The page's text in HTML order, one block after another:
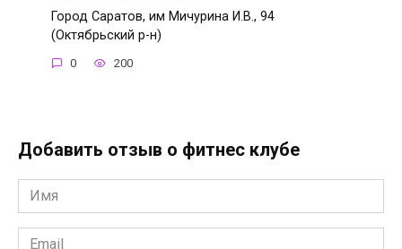
Город Саратов, им Мичурина И.В., 94
(Октябрьский р-н)
0 200
Добавить отзыв о фитнес клубе
Имя
*
Email